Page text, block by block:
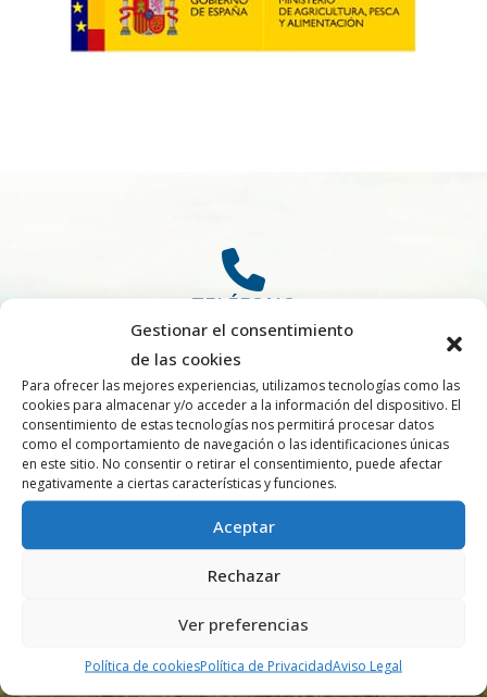
Gestionar el consentimiento
de las cookies
Para ofrecer las mejores experiencias, utilizamos tecnologías como las
cookies para almacenar y/o acceder a la información del dispositivo. El
consentimiento de estas tecnologías nos permitirá procesar datos
como el comportamiento de navegación o las identificaciones únicas
en este sitio. No consentir o retirar el consentimiento, puede afectar
negativamente a ciertas características y funciones.
Aceptar
Rechazar
Ver preferencias
Política de cookiesPolítica de PrivacidadAviso Legal
TELÉFONO
924 17 03 93
CORREO